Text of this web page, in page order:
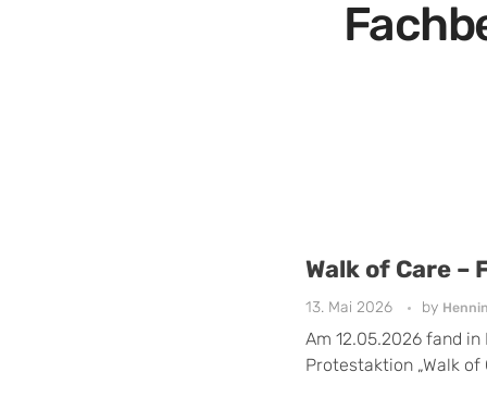
Walk of Care
13. Mai 2026 by
Am 12.05.2026 fand
Protestaktion „Walk